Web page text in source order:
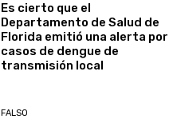
Es cierto que el
Departamento de Salud de
Florida emitió una alerta por
casos de dengue de
transmisión local
FALSO